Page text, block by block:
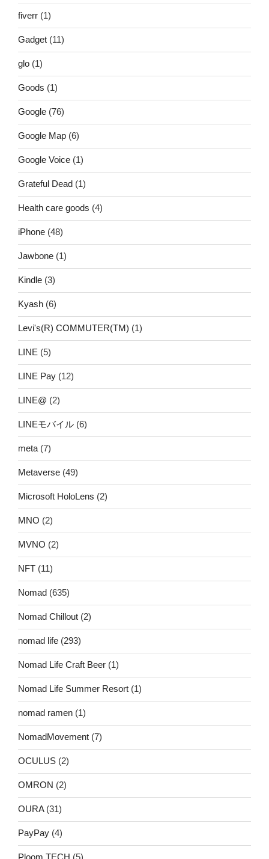
fiverr (1)
Gadget (11)
glo (1)
Goods (1)
Google (76)
Google Map (6)
Google Voice (1)
Grateful Dead (1)
Health care goods (4)
iPhone (48)
Jawbone (1)
Kindle (3)
Kyash (6)
Levi's(R) COMMUTER(TM) (1)
LINE (5)
LINE Pay (12)
LINE@ (2)
LINEモバイル (6)
meta (7)
Metaverse (49)
Microsoft HoloLens (2)
MNO (2)
MVNO (2)
NFT (11)
Nomad (635)
Nomad Chillout (2)
nomad life (293)
Nomad Life Craft Beer (1)
Nomad Life Summer Resort (1)
nomad ramen (1)
NomadMovement (7)
OCULUS (2)
OMRON (2)
OURA(31)
PayPay (4)
Ploom TECH (5)